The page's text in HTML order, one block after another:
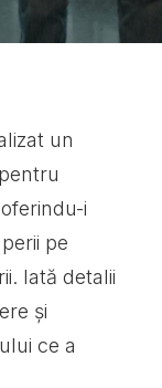
un
i
pe
Iată detalii
și
ce a